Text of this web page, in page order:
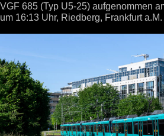
VGF 685 (Typ U5-25) aufgenommen
um 16:13 Uhr, Riedberg, Frankfurt a.M.